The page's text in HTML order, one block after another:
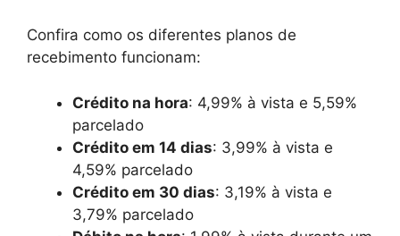
Confira como os diferentes planos de
recebimento funcionam:
Crédito na hora: 4,99% à vista e 5,59%
parcelado
Crédito em 14 dias: 3,99% à vista e
4,59% parcelado
Crédito em 30 dias: 3,19% à vista e
3,79% parcelado